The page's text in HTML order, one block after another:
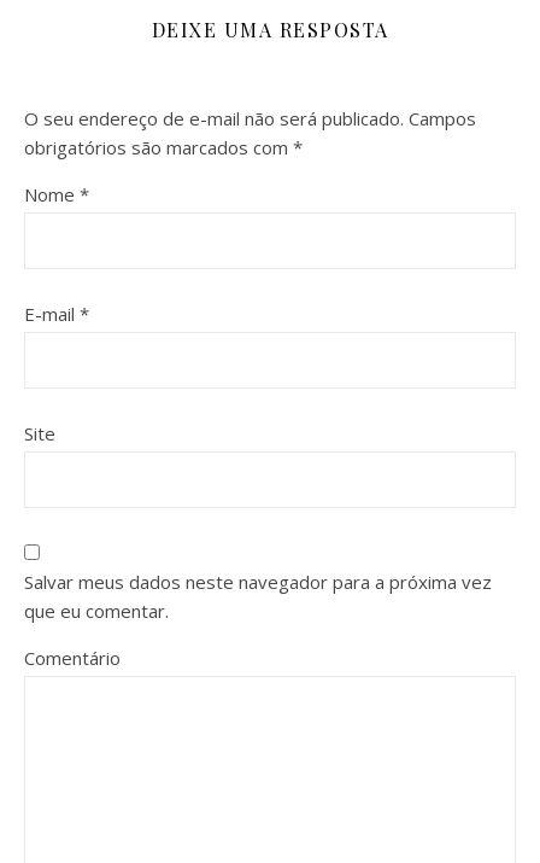
DEIXE UMA RESPOSTA
O seu endereço de e-mail não será publicado. Campos
obrigatórios são marcados com *
Nome *
E-mail *
Site
Salvar meus dados neste navegador para a próxima vez
que eu comentar.
Comentário